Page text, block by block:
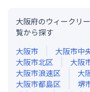
大阪府のウィークリ
覧から探す
大阪市
大阪市中
大阪市北区
大阪
大阪市浪速区
大
大阪市都島区
堺